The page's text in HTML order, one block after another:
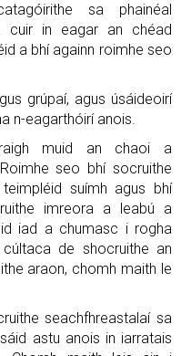
sa phainéal
cuir in eagar an chéad
a bhí againn roimhe seo
grúpaí, agus úsáideoirí
n-eagarthóirí anois.
muid an chaoi a
seo bhí socruithe
suímh agus bhí
imreora a leabú a
iad a chumasc i rogha
de shocruithe an
araon, chomh maith le
seachfhreastalaí sa
astu anois in iarratais